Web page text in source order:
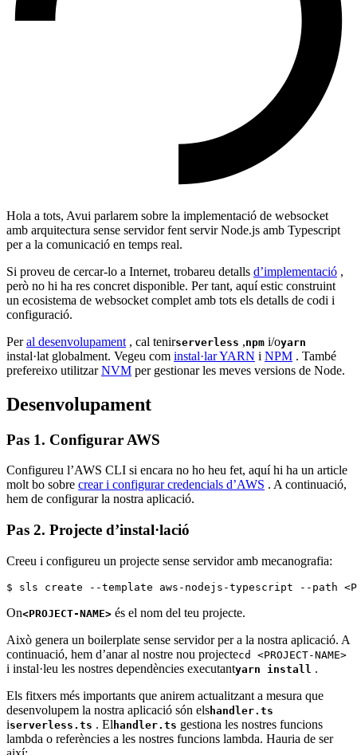
Hola a tots, Avui parlarem sobre la implementació de websocket
amb arquitectura sense servidor fent servir Node.js amb Typescript
per a la comunicació en temps real.
Si proveu de cercar-lo a Internet, trobareu detalls d’implementació ,
però no hi ha res concret disponible. Per tant, aquí estic construint
un ecosistema de websocket complet amb tots els detalls de codi i
configuració.
Peral desenvolupament , cal tenirserverless ,npm i/oyarn
instal·lat globalment. Vegeu com instal·lar YARN i NPM . També
prefereixo utilitzarNVM per gestionar les meves versions de Node.
Desenvolupament
Pas 1. Configurar AWS
Configureu l’AWS CLI si encara no ho heu fet, aquí hi ha un article
molt bo sobre crear i configurar credencials d’AWS . A continuació,
hem de configurar la nostra aplicació.
Pas 2. Projecte d’instal·lació
Creeu i configureu un projecte sense servidor amb mecanografia:
$ sls create --template aws-nodejs-typescript --path
On<PROJECT-NAME> és el nom del teu projecte.
Això genera un boilerplate sense servidor per a la nostra aplicació. A
continuació, hem d’anar al nostre nou projectecd <PROJECT-NAME>
i instal·leu les nostres dependències executantyarn install .
Els fitxers més importants que anirem actualitzant a mesura que
desenvolupem la nostra aplicació són els handler.ts
iserverless.ts . El handler.ts gestiona les nostres funcions
lambda o referències a les nostres funcions lambda. Hauria de ser